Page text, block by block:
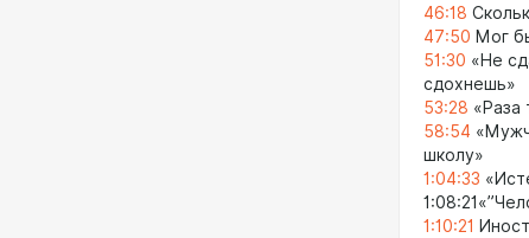
46:18
47:50 Мог
51:30 «Не
сдохнешь»
53:28 «Раза
58:54
школу»
1:04:33
1:10:21